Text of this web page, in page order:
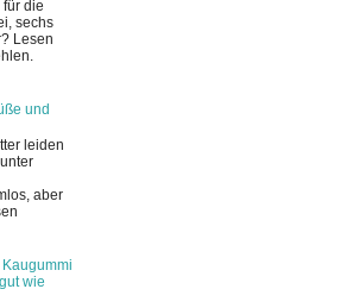
die
sechs
Lesen
und
leiden
aber
wie